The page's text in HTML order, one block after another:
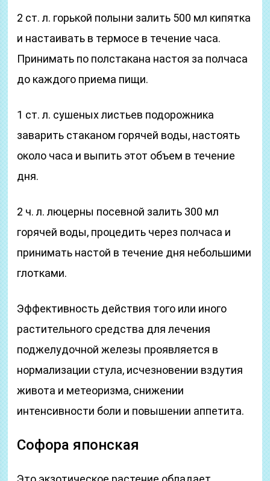
2 ст. л. горькой полыни залить 500 мл кипятка
и настаивать в термосе в течение часа.
Принимать по полстакана настоя за полчаса
до каждого приема пищи.
1 ст. л. сушеных листьев подорожника
заварить стаканом горячей воды, настоять
около часа и выпить этот объем в течение
дня.
2 ч. л. люцерны посевной залить 300 мл
горячей воды, процедить через полчаса и
принимать настой в течение дня небольшими
глотками.
Эффективность действия того или иного
растительного средства для лечения
поджелудочной железы проявляется в
нормализации стула, исчезновении вздутия
живота и метеоризма, снижении
интенсивности боли и повышении аппетита.
Софора японская